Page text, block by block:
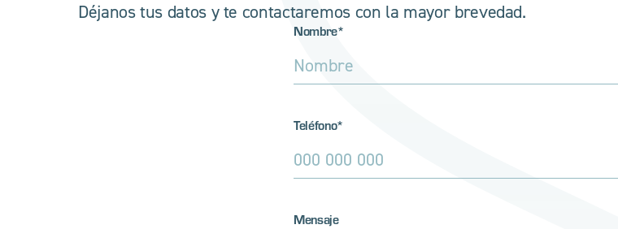
Déjanos tus datos y te contactaremos con la mayor brevedad.
Nombre*
Teléfono*
Mensaje